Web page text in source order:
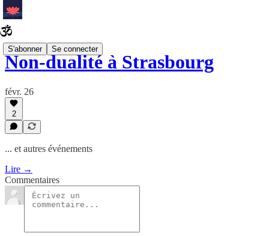
S'abonner Se connecter
Non-dualité à Strasbourg
févr. 26
2
... et autres événements
Lire →
Commentaires